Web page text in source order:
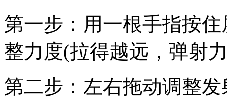
第一步：用一根手指按
整力度(拉得越远，弹射
第二步：左右拖动调整